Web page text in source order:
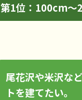
第1位：100cm〜
尾花沢や米沢な
トを建てたい。